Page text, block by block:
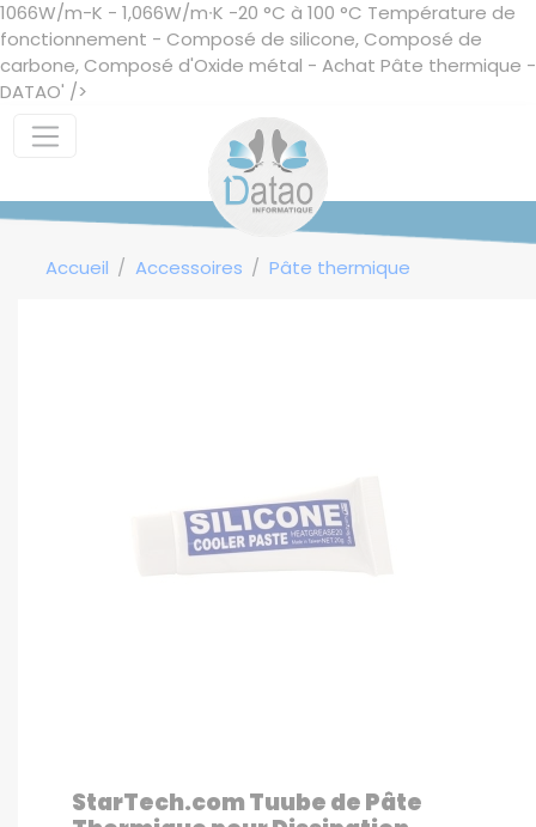
1066W/m-K - 1,066W/m∙K -20 °C à 100 °C Température de
fonctionnement - Composé de silicone, Composé de
carbone, Composé d'Oxide métal - Achat Pâte thermique -
DATAO' />
Accueil Accessoires Pâte thermique
StarTech.com Tuube de Pâte
Panneau de gestion des cookies